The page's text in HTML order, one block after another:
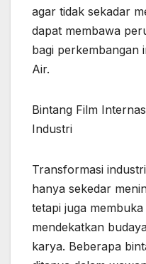
agar tidak sekadar
dapat membawa
bagi perkembangan
Air.
Bintang Film
Industri
Transformasi
hanya sekedar
tetapi juga
mendekatkan
karya. Beberapa